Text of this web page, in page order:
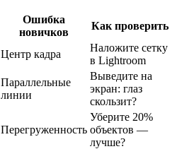
Ошибка
новичков
Как проверить
Центр кадра
Наложите сетку
в Lightroom
Параллельные
линии
Выведите на
экран: глаз
скользит?
Перегруженность
Уберите 20%
объектов —
лучше?